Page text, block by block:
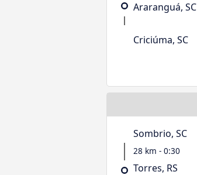
Araranguá, SC
Criciúma, SC
Sombrio, SC
28 km - 0:30
Torres, RS